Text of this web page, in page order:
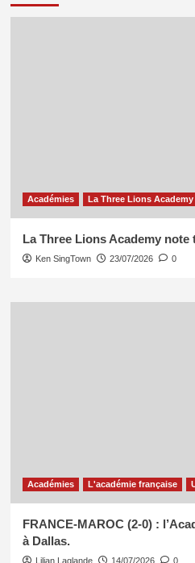
Académies La Three Lions Academy
La Three Lions Academy note
Ken SingTown 23/07/2026 0
Académies L'académie française
FRANCE-MAROC (2-0) :
à Dallas.
Lilian Laglande 14/07/2026 0